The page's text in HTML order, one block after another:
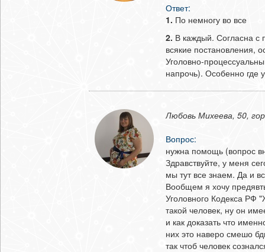
Ответ:
1. По немногу во все
2. В каждый. Согласна с
всякие постановления,
Уголовно-
напрочь). Особенно где
Любовь Михеева, 50,
Вопрос:
нужна помощь (вопрос
Здравствуйте, у меня
мы тут все знаем. Да и
Вообщем я хочу
Уголовного Кодекса РФ
такой человек, ну он
и как доказать что
них это наверо смешо
так чтоб человек